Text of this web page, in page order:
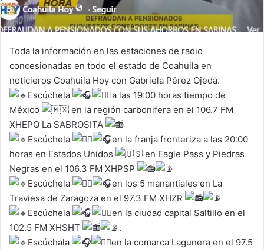
Toda la información en las estaciones de radio
concesionadas en todo el estado de Coahuila en
noticieros Coahuila Hoy con Gabriela Pérez Ojeda.
Escúchela
a las 19:00 horas tiempo de
México
en la región carbonifera en el 106.7 FM
XHEPQ La SABROSITA
Escúchela
en la franja fronteriza a las 20:00
horas en Estados Unidos
en Eagle Pass y Piedras
Negras en el 106.3 FM XHPSP
Escúchela
en los 5 manantiales en La
Traviesa de Zaragoza en el 97.3 FM XHZR
Escúchela
en la ciudad capital Saltillo en el
102.5 FM XHSHT
.
Escúchala
en la comarca Lagunera en el 97.5